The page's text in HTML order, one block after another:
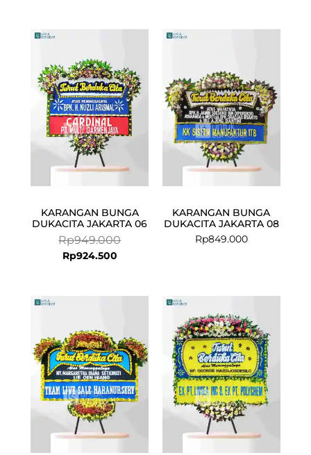
KARANGAN BUNGA
DUKACITA JAKARTA 06
Rp949.000
was:
Rp949.000.
Rp924.500
is:
Rp924.500.
KARANGAN BUNGA
DUKACITA JAKARTA 08
Rp849.000